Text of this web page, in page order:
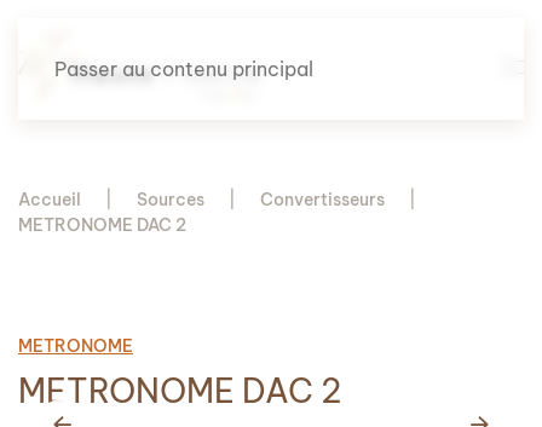
Passer au contenu principal
Accueil Sources
Convertisseurs
METRONOME DAC 2
METRONOME
METRONOME DAC 2